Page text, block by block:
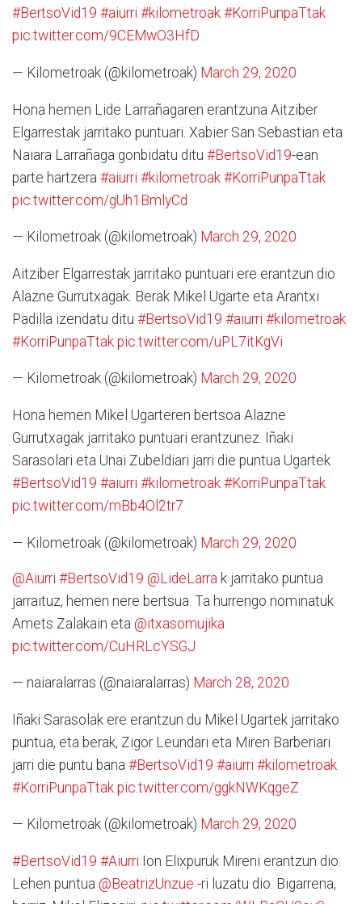
#BertsoVid19 #aiurri #kilometroak #KorriPunpaTtak
pic.twitter.com/9CEMwO3HfD
— Kilometroak (@kilometroak) March 29, 2020
Hona hemen Lide Larrañagaren erantzuna Aitziber
Elgarrestak jarritako puntuari. Xabier San Sebastian eta
Naiara Larrañaga gonbidatu ditu #BertsoVid19-ean
parte hartzera #aiurri #kilometroak #KorriPunpaTtak
pic.twitter.com/gUh1BmlyCd
— Kilometroak (@kilometroak) March 29, 2020
Aitziber Elgarrestak jarritako puntuari ere erantzun dio
Alazne Gurrutxagak. Berak Mikel Ugarte eta Arantxi
Padilla izendatu ditu #BertsoVid19 #aiurri #kilometroak
#KorriPunpaTtak pic.twitter.com/uPL7itKgVi
— Kilometroak (@kilometroak) March 29, 2020
Hona hemen Mikel Ugarteren bertsoa Alazne
Gurrutxagak jarritako puntuari erantzunez. Iñaki
Sarasolari eta Unai Zubeldiari jarri die puntua Ugartek
#BertsoVid19 #aiurri #kilometroak #KorriPunpaTtak
pic.twitter.com/mBb4Ol2tr7
— Kilometroak (@kilometroak) March 29, 2020
@Aiurri #BertsoVid19 @LideLarra k jarritako puntua
jarraituz, hemen nere bertsua. Ta hurrengo nominatuk
Amets Zalakain eta @itxasomujika
pic.twitter.com/CuHRLcYSGJ
— naiaralarras (@naiaralarras) March 28, 2020
Iñaki Sarasolak ere erantzun du Mikel Ugartek jarritako
puntua, eta berak, Zigor Leundari eta Miren Barberiari
jarri die puntu bana #BertsoVid19 #aiurri #kilometroak
#KorriPunpaTtak pic.twitter.com/ggkNWKqgeZ
— Kilometroak (@kilometroak) March 29, 2020
#BertsoVid19 #Aiurri Ion Elixpuruk Mireni erantzun dio.
Lehen puntua @BeatrizUnzue -ri luzatu dio. Bigarrena,